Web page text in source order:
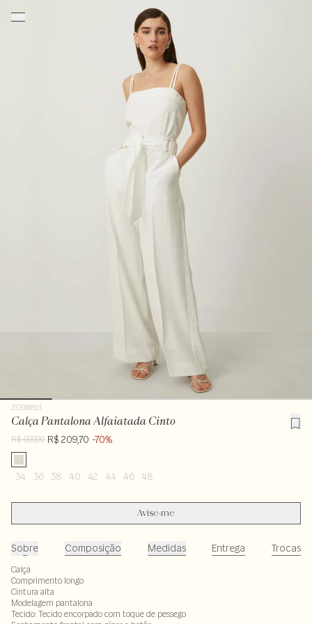
232088901
Calça Pantalona Alfaiatada Cinto
R$ 699,00 R$ 209,70 -70%
34 36 38 40 42 44 46 48
Avise-me
Sobre Composição Medidas Entrega Trocas
Calça
Comprimento longo
Cintura alta
Modelagem pantalona
Tecido: Tecido encorpado com toque de pessego